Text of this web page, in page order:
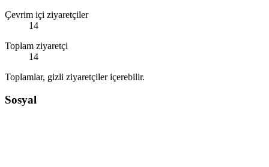
Çevrim içi ziyaretçiler
14
Toplam ziyaretçi
14
Toplamlar, gizli ziyaretçiler içerebilir.
Sosyal